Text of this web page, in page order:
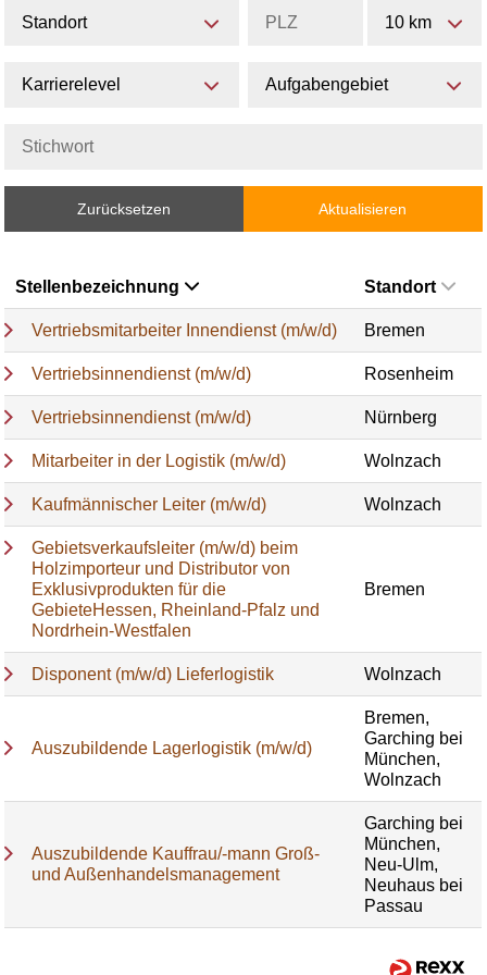
Standort 10 km
Karrierelevel Aufgabengebiet
Zurücksetzen Aktualisieren
Stellenbezeichnung Standort
Vertriebsmitarbeiter Innendienst (m/w/d) Bremen
Vertriebsinnendienst (m/w/d) Rosenheim
Vertriebsinnendienst (m/w/d) Nürnberg
Mitarbeiter in der Logistik (m/w/d) Wolnzach
Kaufmännischer Leiter (m/w/d) Wolnzach
Gebietsverkaufsleiter (m/w/d) beim
Holzimporteur und Distributor von
Exklusivprodukten für die
GebieteHessen, Rheinland-Pfalz und
Nordrhein-Westfalen
Bremen
Disponent (m/w/d) Lieferlogistik Wolnzach
Auszubildende Lagerlogistik (m/w/d)
Bremen,
Garching bei
München,
Wolnzach
Auszubildende Kauffrau/-mann Groß-
und Außenhandelsmanagement
Garching bei
München,
Neu-Ulm,
Neuhaus bei
Passau